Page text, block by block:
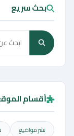
سريع
الموقع
مواقع إسلامية